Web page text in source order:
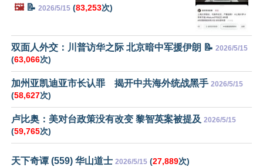
🖼️📝 2026/5/15 (83,253次)
双面人外交：川普访华之际 北京暗中军援伊朗 📝 2026/5/15
(63,066次)
加州亚凯迪亚市长认罪 揭开中共海外统战黑手 2026/5/15
(58,627次)
卢比奥：美对台政策没有改变 黎智英案被提及 2026/5/15
(59,765次)
天下奇谭 (559) 华山道士 2026/5/15 (27,889次)